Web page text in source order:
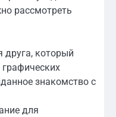
рассмотреть
друга, который
знакомство с
для